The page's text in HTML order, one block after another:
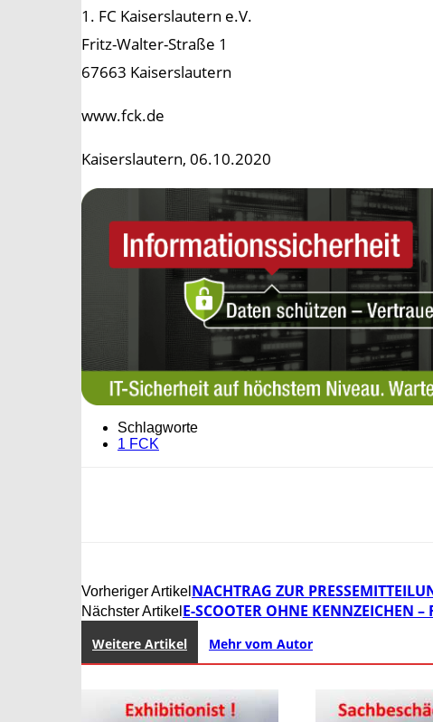
1. FC Kaiserslautern e.V.
Fritz-Walter-Straße 1
67663 Kaiserslautern
www.fck.de
Kaiserslautern, 06.10.2020
Schlagworte
1 FCK
Vorheriger Artikel NACHTRAG ZUR
Nächster Artikel E-SCOOTER OHNE KENNZEICHEN
Weitere Artikel Mehr vom Autor